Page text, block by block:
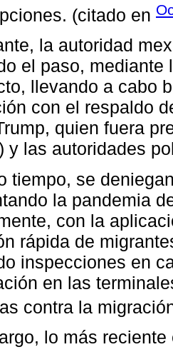
(citado en
la autoridad
el paso,
llevando a cabo
con el respaldo
quien fuera
y las autoridades
tiempo, se
la pandemia
con la
rápida de
inspecciones en
en las
contra la
lo más